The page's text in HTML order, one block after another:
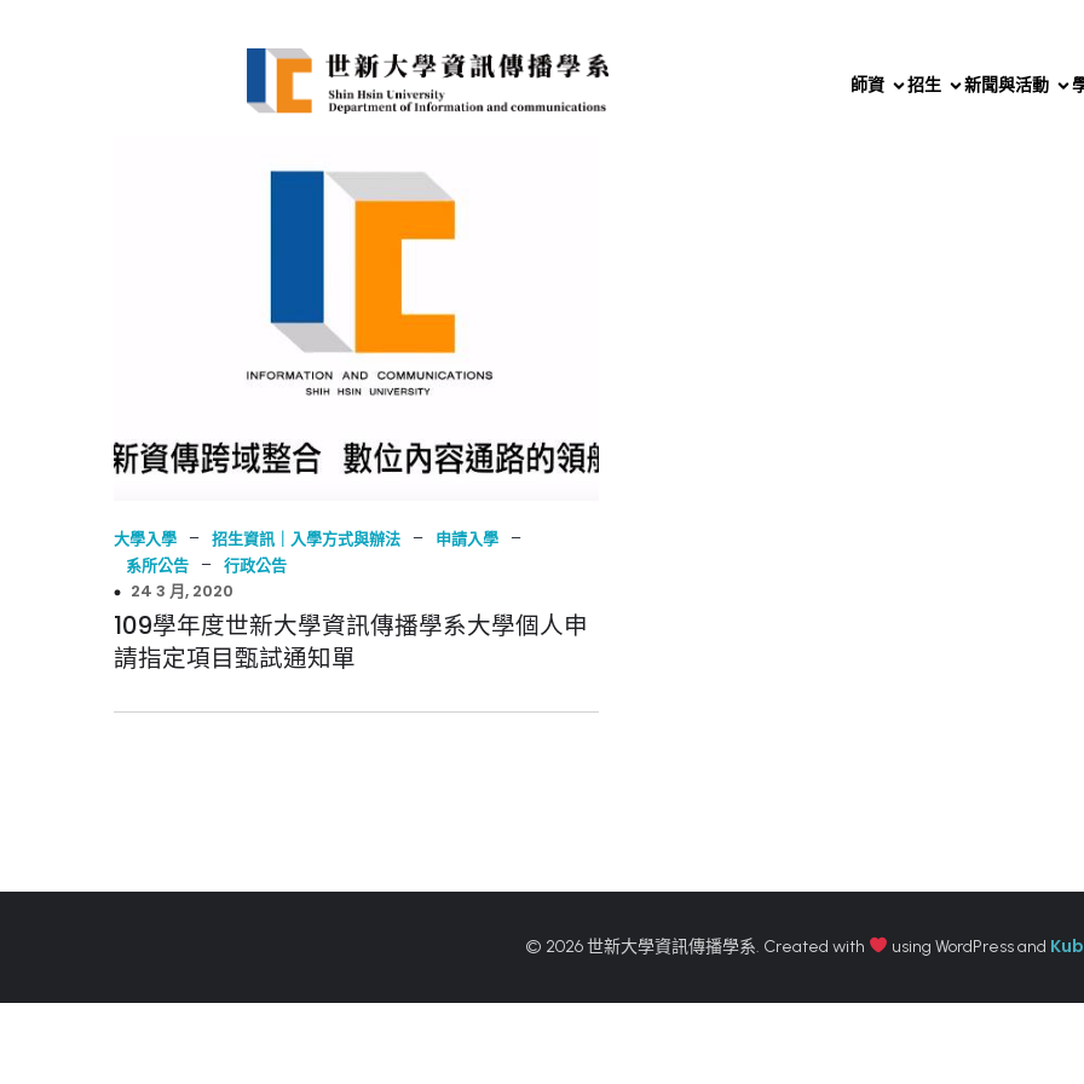
師資 招生 新聞與活動
大學入學 – 招生資訊｜入學方式與辦法 – 申請入學 –
系所公告 – 行政公告
24 3 月, 2020
109學年度世新大學資訊傳播學系大學個人申
請指定項目甄試通知單
© 2026 世新大學資訊傳播學系. Created with using WordPress and